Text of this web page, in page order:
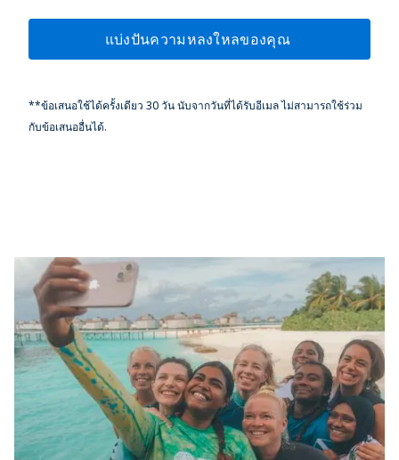
แบ่งปันความหลงใหลของคุณ
**ข้อเสนอใช้ได้ครั้งเดียว 30 วัน นับจากวันที่ได้รับอีเมล ไม่สามารถใช้ร่วม
กับข้อเสนออื่นได้.